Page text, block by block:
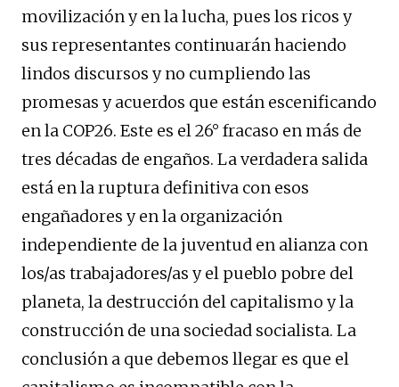
movilización y en la lucha, pues los ricos y
sus representantes continuarán haciendo
lindos discursos y no cumpliendo las
promesas y acuerdos que están escenificando
en la COP26. Este es el 26° fracaso en más de
tres décadas de engaños. La verdadera salida
está en la ruptura definitiva con esos
engañadores y en la organización
independiente de la juventud en alianza con
los/as trabajadores/as y el pueblo pobre del
planeta, la destrucción del capitalismo y la
construcción de una sociedad socialista. La
conclusión a que debemos llegar es que el